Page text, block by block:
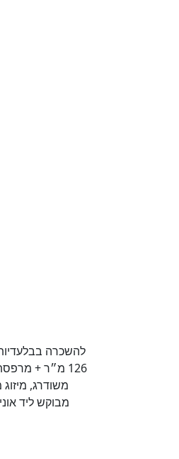
משודרג,
מבוקש ליד